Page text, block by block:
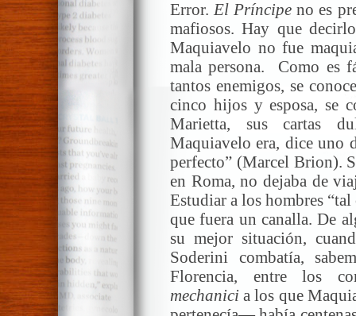
Error. El Príncipe no es
mafiosos. Hay que
Maquiavelo no fue
mala persona. Como es
tantos enemigos, se
cinco hijos y esposa, se
Marietta, sus cartas
Maquiavelo era, dice uno
perfecto” (Marcel Brion).
en Roma, no dejaba de
Estudiar a los hombres
que fuera un canalla. De
su mejor situación,
Soderini combatía,
Florencia, entre los
mechanici a los que